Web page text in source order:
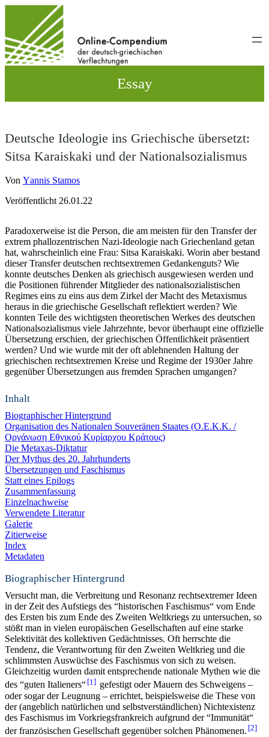
wechseln
Essay
Deutsche Ideologie ins Griechische übersetzt:
Sitsa Karaiskaki und der Nationalsozialismus
Von Υannis Stamos
Veröffentlicht 26.01.22
Paradoxerweise ist die Person, die am meisten für den Transfer der
extrem phallozentrischen Nazi-Ideologie nach Griechenland getan
hat, wahrscheinlich eine Frau: Sitsa Karaiskaki. Worin aber bestand
dieser Transfer deutschen rechtsextremen Gedankenguts? Wie
konnte deutsches Denken als griechisch ausgewiesen werden und
die Positionen führender Mitglieder des nationalsozialistischen
Regimes eins zu eins aus dem Zirkel der Macht des Metaxismus
heraus in die griechische Gesellschaft reflektiert werden? Wie
konnten Teile des wichtigsten theoretischen Werkes des deutschen
Nationalsozialismus viele Jahrzehnte, bevor überhaupt eine offizielle
Übersetzung erschien, der griechischen Öffentlichkeit präsentiert
werden? Und wie wurde mit der oft ablehnenden Haltung der
griechischen rechtsextremen Kreise und Regime der 1930er Jahre
gegenüber Übersetzungen aus fremden Sprachen umgangen?
Inhalt
Biographischer Hintergrund
Organisation des Nationalen Souveränen Staates (O.E.K.K. /
Οργάνωση Εθνικού Κυρίαρχου Κράτους)
Die Metaxas-Diktatur
Der Mythus des 20. Jahrhunderts
Übersetzungen und Faschismus
Statt eines Epilogs
Zusammenfassung
Einzelnachweise
Verwendete Literatur
Galerie
Zitierweise
Index
Metadaten
Biographischer Hintergrund
Versucht man, die Verbreitung und Resonanz rechtsextremer Ideen
in der Zeit des Aufstiegs des “historischen Faschismus“ vom Ende
des Ersten bis zum Ende des Zweiten Weltkriegs zu untersuchen, so
stößt man in vielen europäischen Gesellschaften auf eine starke
Selektivität des kollektiven Gedächtnisses. Oft herrschte die
Tendenz, die Verantwortung für den Zweiten Weltkrieg und die
schlimmsten Auswüchse des Faschismus von sich zu weisen.
Gleichzeitig wurden damit entsprechende nationale Mythen wie die
des “guten Italieners“ 1
gefestigt oder Mauern des Schweigens –
oder sogar der Leugnung – errichtet, beispielsweise die These von
der (angeblich natürlichen und selbstverständlichen) Nichtexistenz
des Faschismus im Vorkriegsfrankreich aufgrund der “Immunität“
der französischen Gesellschaft gegenüber solchen Phänomenen. 2